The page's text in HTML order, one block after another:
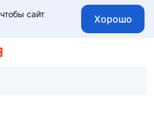
чтобы сайт
Хорошо